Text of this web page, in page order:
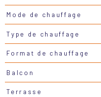
Mode de chauffage
Type de chauffage
Format de chauffage
Balcon
Terrasse